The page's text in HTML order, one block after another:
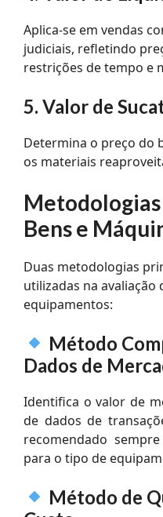
Aplica-se em vendas
judiciais, refletindo
restrições de tempo e
5. Valor de
Determina o preço do
os materiais
Bens e
Duas metodologias
utilizadas na avaliação
equipamentos:
Método
Dados de
Identifica o valor de
de dados de
recomendado
para o tipo de
Método de